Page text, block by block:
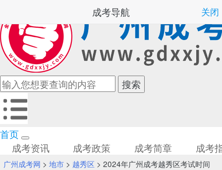
首页
成考资讯
成考政策 成考简章 成考
广州成考网 > 地市> 越秀区 > 2024年广州成考越秀区考试时间
成考导航 关闭